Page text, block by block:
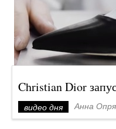
Christian Dior
видео дня Анна